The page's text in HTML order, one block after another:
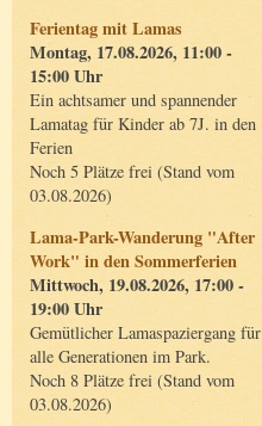
Ferientag mit Lamas
Montag, 17.08.2026, 11:00 -
15:00 Uhr
Ein achtsamer und spannender
Lamatag für Kinder ab 7J. in den
Ferien
Noch 5 Plätze frei (Stand vom
03.08.2026)
Lama-Park-Wanderung "After
Work" in den Sommerferien
Mittwoch, 19.08.2026, 17:00 -
19:00 Uhr
Gemütlicher Lamaspaziergang für
alle Generationen im Park.
Noch 8 Plätze frei (Stand vom
03.08.2026)